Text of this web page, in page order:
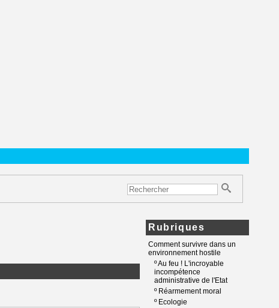
Rubriques
Comment survivre dans un
environnement hostile
ºAu feu ! L'incroyable
incompétence
administrative de l'Etat
º Réarmement moral
º Ecologie